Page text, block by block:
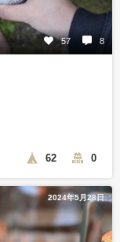
57 8
62 0
2024年5月28日